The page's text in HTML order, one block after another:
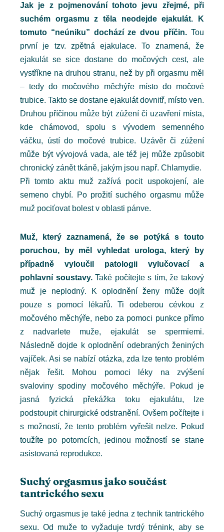
Jak je z pojmenování tohoto jevu zřejmé, při
suchém orgasmu z těla neodejde ejakulát. K
tomuto “neúniku” dochází ze dvou příčin. Tou
první je tzv. zpětná ejakulace. To znamená, že
ejakulát se sice dostane do močových cest, ale
vystříkne na druhou stranu, než by při orgasmu měl
– tedy do močového měchýře místo do močové
trubice. Takto se dostane ejakulát dovnitř, místo ven.
Druhou příčinou může být zúžení či uzavření místa,
kde chámovod, spolu s vývodem semenného
váčku, ústí do močové trubice. Uzávěr či zúžení
může být vývojová vada, ale též jej může způsobit
chronický zánět tkáně, jakým jsou např. Chlamydie.
Při tomto aktu muž zažívá pocit uspokojení, ale
semeno chybí. Po prožití suchého orgasmu může
muž pociťovat bolest v oblasti pánve.
Muž, který zaznamená, že se potýká s touto
poruchou, by měl vyhledat urologa, který by
případně vyloučil patologii vylučovací a
pohlavní soustavy.Také počítejte s tím, že takový
muž je neplodný. K oplodnění ženy může dojít
pouze s pomocí lékařů. Ti odeberou cévkou z
močového měchýře, nebo za pomoci punkce přímo
z nadvarlete muže, ejakulát se spermiemi.
Následně dojde k oplodnění odebraných ženiných
vajíček. Asi se nabízí otázka, zda lze tento problém
nějak řešit. Mohou pomoci léky na zvýšení
svaloviny spodiny močového měchýře. Pokud je
jasná fyzická překážka toku ejakulátu, lze
podstoupit chirurgické odstranění. Ovšem počítejte i
s možností, že tento problém vyřešit nelze. Pokud
toužíte po potomcích, jedinou možností se stane
asistovaná reprodukce.
Suchý orgasmus jako součást
tantrického sexu
Suchý orgasmus je také jedna z technik tantrického
sexu. Od muže to vyžaduje tvrdý trénink, aby se